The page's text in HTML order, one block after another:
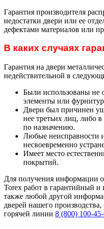
Гарантия производителя
недостатки двери или ее
дефектами материалов или
В каких случаях
Гарантия на двери
недействительной в
Были использованы не
элементы или
Двери был причинен
нее третьих лиц, либо в
по назначению.
Любые неисправности
несвоевременно
Имеет место
покрытий.
Для получения информации
Torex работ в гарантийный и
также любой другой
дверей нашего
горячей линии 8 (800) 100-